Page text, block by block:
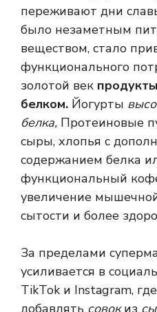
переживают дни
было незаметным
веществом, стало
функционального
золотой век
белком. Йогурты
белка, Протеиновые
сыры, хлопья с
содержанием белка
функциональный
увеличение
сытости и более
За пределами
усиливается в
TikTok и Instagram,